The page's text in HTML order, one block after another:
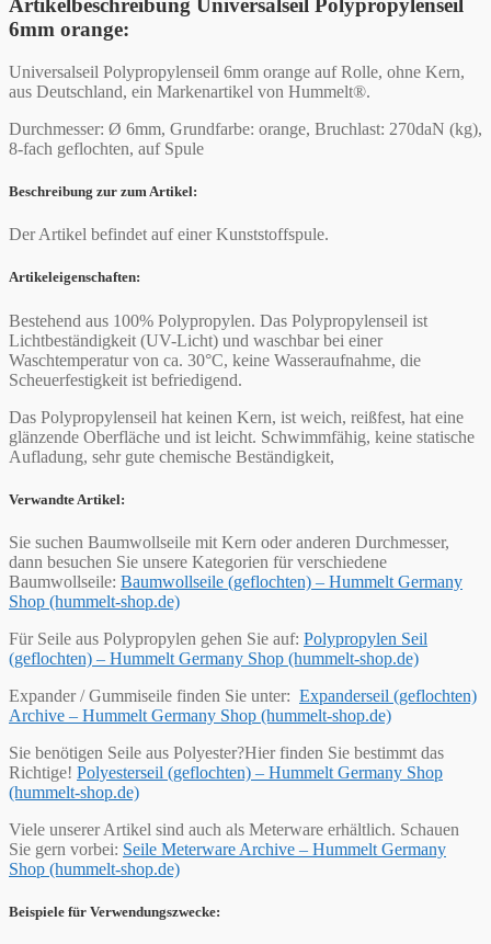
Artikelbeschreibung Universalseil Polypropylenseil
6mm orange:
Universalseil Polypropylenseil 6mm orange auf Rolle, ohne Kern,
aus Deutschland, ein Markenartikel von Hummelt®.
Durchmesser: Ø 6mm, Grundfarbe: orange, Bruchlast: 270daN (kg),
8-fach geflochten, auf Spule
Beschreibung zur zum Artikel:
Der Artikel befindet auf einer Kunststoffspule.
Artikeleigenschaften:
Bestehend aus 100% Polypropylen. Das Polypropylenseil ist
Lichtbeständigkeit (UV-Licht) und waschbar bei einer
Waschtemperatur von ca. 30°C, keine Wasseraufnahme, die
Scheuerfestigkeit ist befriedigend.
Das Polypropylenseil hat keinen Kern, ist weich, reißfest, hat eine
glänzende Oberfläche und ist leicht. Schwimmfähig, keine statische
Aufladung, sehr gute chemische Beständigkeit,
Verwandte Artikel:
Sie suchen Baumwollseile mit Kern oder anderen Durchmesser,
dann besuchen Sie unsere Kategorien für verschiedene
Baumwollseile: Baumwollseile (geflochten) – Hummelt Germany
Shop (hummelt-shop.de)
Für Seile aus Polypropylen gehen Sie auf: Polypropylen Seil
(geflochten) – Hummelt Germany Shop (hummelt-shop.de)
Expander / Gummiseile finden Sie unter: Expanderseil (geflochten)
Archive – Hummelt Germany Shop (hummelt-shop.de)
Sie benötigen Seile aus Polyester?Hier finden Sie bestimmt das
Richtige! Polyesterseil (geflochten) – Hummelt Germany Shop
(hummelt-shop.de)
Viele unserer Artikel sind auch als Meterware erhältlich. Schauen
Sie gern vorbei: Seile Meterware Archive – Hummelt Germany
Shop (hummelt-shop.de)
Beispiele für Verwendungszwecke: